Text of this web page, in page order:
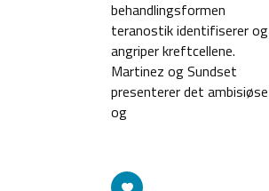
behandlingsformen
teranostik identifiserer og
angriper kreftcellene.
Martinez og Sundset
presenterer det ambisiøse
og